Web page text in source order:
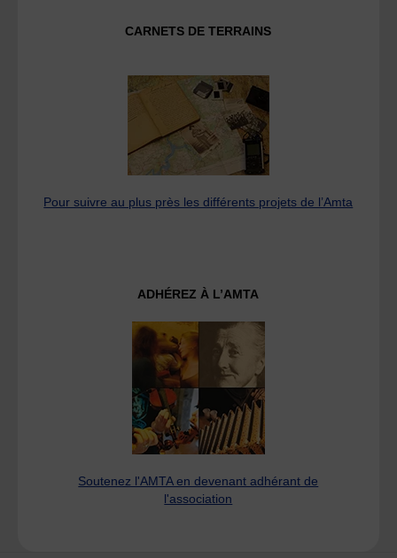
CARNETS DE TERRAINS
Pour suivre au plus près les différents projets de l’Amta
ADHÉREZ À L’AMTA
Soutenez l'AMTA en devenant adhérant de
l'association